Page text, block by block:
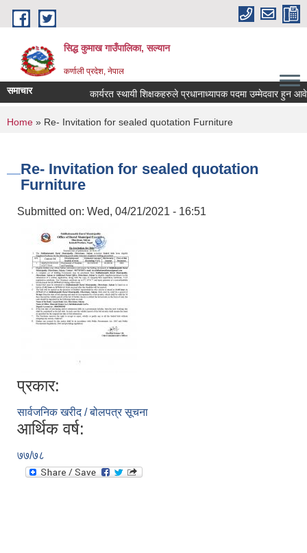
Skip to main content
सिद्ध कुमाख गाउँपालिका, सल्यान
कर्णाली प्रदेश, नेपाल
समाचार कार्यरत स्थायी शिक्षकहरुले प्रधानाध्यापक पदमा उम्मेदवार हुन
You are here
Home » Re- Invitation for sealed quotation Furniture
Re- Invitation for sealed quotation
Furniture
Submitted on: Wed, 04/21/2021 - 16:51
प्रकार:
सार्वजनिक खरीद / बोलपत्र सूचना
आर्थिक वर्ष:
७७/७८